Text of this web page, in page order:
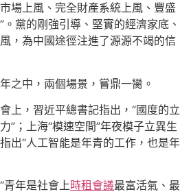
場上風、完全財產系統上風、豐盛
黨的剛強引導、堅實的經濟家底、
，為中國途徑注進了源源不竭的信
之中，兩個場景，嘗鼎一臠。
上，習近平總書記指出，“國度的立
”；上海“模速空間”年夜模子立異生
出“人工智能是年青的工作，也是年
青年是社會上時租會議最富活氣、最